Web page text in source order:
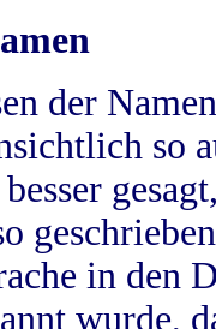
der
so
in
wurde,